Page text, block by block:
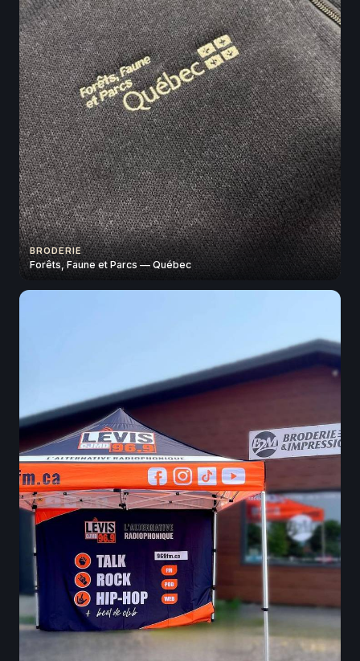
BRODERIE
Forêts, Faune et Parcs — Québec